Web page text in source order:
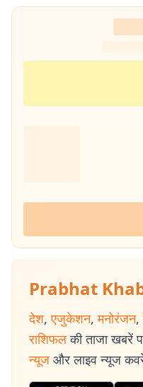
Prabhat
देश, एजुकेशन, मनोरंजन,
राशिफल की ताजा खबरें
न्यूज और लाइव न्यूज